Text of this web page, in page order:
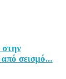
σεισμό...